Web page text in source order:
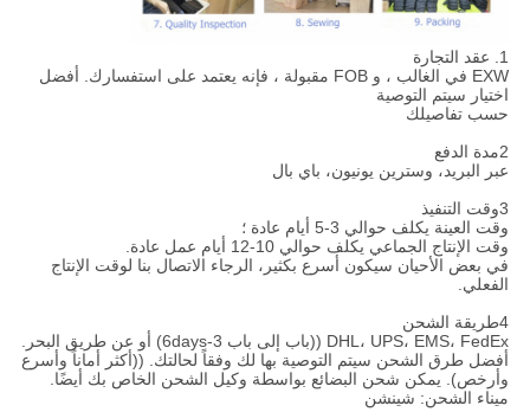
1. عقد التجارة
EXW في الغالب ، و FOB مقبولة ، فإنه يعتمد على استفسارك. أفضل
اختيار سيتم التوصية
حسب تفاصيلك
2مدة الدفع
عبر البريد، وسترين يونيون، باي بال
3وقت التنفيذ
وقت العينة يكلف حوالي 3-5 أيام عادة ؛
وقت الإنتاج الجماعي يكلف حوالي 10-12 أيام عمل عادة.
في بعض الأحيان سيكون أسرع بكثير، الرجاء الاتصال بنا لوقت الإنتاج
الفعلي.
4طريقة الشحن
DHL، UPS، EMS، FedEx ((باب إلى باب 3-6days) أو عن طريق البحر.
أفضل طرق الشحن سيتم التوصية بها لك وفقاً لحالتك. ((أكثر أماناً وأسرع
وأرخص). يمكن شحن البضائع بواسطة وكيل الشحن الخاص بك أيضًا.
ميناء الشحن: شينشن